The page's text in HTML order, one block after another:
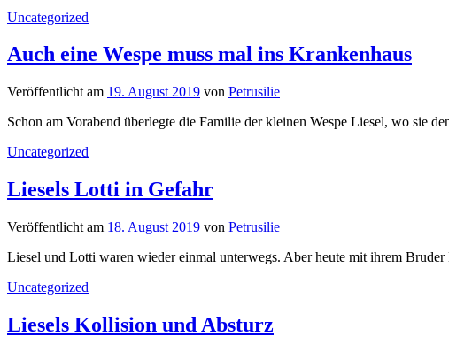
Uncategorized
Auch eine Wespe muss mal ins Krankenhaus
Veröffentlicht am 19. August 2019 von Petrusilie
Schon am Vorabend überlegte die Familie der kleinen Wespe Liesel, wo sie
Uncategorized
Liesels Lotti in Gefahr
Veröffentlicht am 18. August 2019 von Petrusilie
Liesel und Lotti waren wieder einmal unterwegs. Aber heute mit ihrem
Uncategorized
Liesels Kollision und Absturz